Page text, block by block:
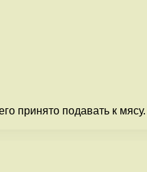
принято подавать к